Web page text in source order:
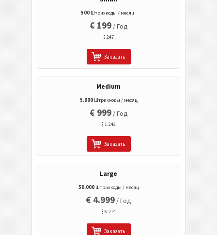
2D штрих-коды GS1
Банк и платежи
Мобильный Тэг
Коды Здравоохранения
ISBN Коды
Визитки
События
Wi-Fi Коды
500 Штрихкоды / месяц
€ 199/ Год
$ 247
Заказать
Medium
5.000Штрихкоды / месяц
€ 999/ Год
$ 1.242
Заказать
Large
50.000Штрихкоды / месяц
€ 4.999 / Год
$ 6.214
Заказать